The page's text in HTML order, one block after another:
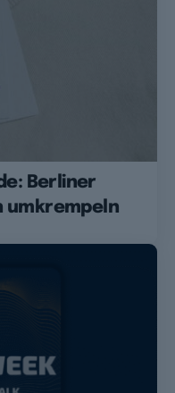
Berliner
umkrempeln